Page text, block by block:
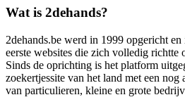
Wat is 2dehands?
2dehands.be werd in 1999 opgericht
eerste websites die zich volledig richtte
Sinds de oprichting is het platform
zoekertjessite van het land met een
van particulieren, kleine en grote